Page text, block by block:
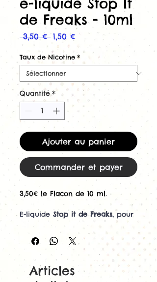
de Freaks - 10ml
3,50 € Prix
original
1,50 €Prix
promotionnel
Taux de Nicotine *
Quantité *
Ajouter au panier
Commander et payer
3,50€ le Flacon de 10 ml.
E-liquide Stop it de Freaks, pour
cigarette électronique.
Stop Itest un liquide au
rafraîchissant
Savourez cette saveur unique
Articles